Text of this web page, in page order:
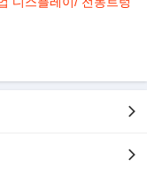
. 24시간 언제든 상담
량은 주인을 오래기다